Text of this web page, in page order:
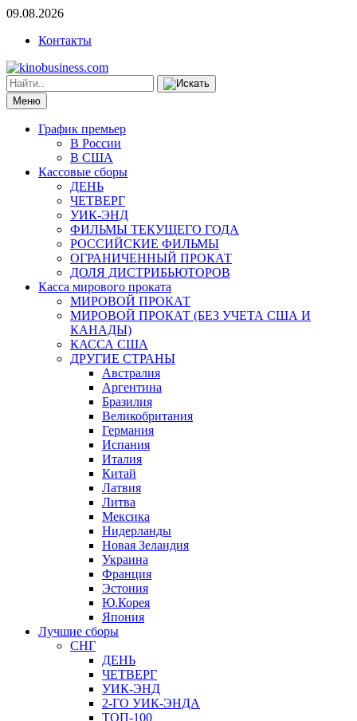
09.08.2026
Контакты
Меню
График премьер
В России
В США
Кассовые сборы
ДЕНЬ
ЧЕТВЕРГ
УИК-ЭНД
ФИЛЬМЫ ТЕКУЩЕГО ГОДА
РОССИЙСКИЕ ФИЛЬМЫ
ОГРАНИЧЕННЫЙ ПРОКАТ
ДОЛЯ ДИСТРИБЬЮТОРОВ
Касса мирового проката
МИРОВОЙ ПРОКАТ
МИРОВОЙ ПРОКАТ (БЕЗ УЧЕТА США И
КАНАДЫ)
КАССА США
ДРУГИЕ СТРАНЫ
Австралия
Аргентина
Бразилия
Великобритания
Германия
Испания
Италия
Китай
Латвия
Литва
Мексика
Нидерланды
Новая Зеландия
Украина
Франция
Эстония
Ю.Корея
Япония
Лучшие сборы
СНГ
ДЕНЬ
ЧЕТВЕРГ
УИК-ЭНД
2-ГО УИК-ЭНДА
ТОП-100